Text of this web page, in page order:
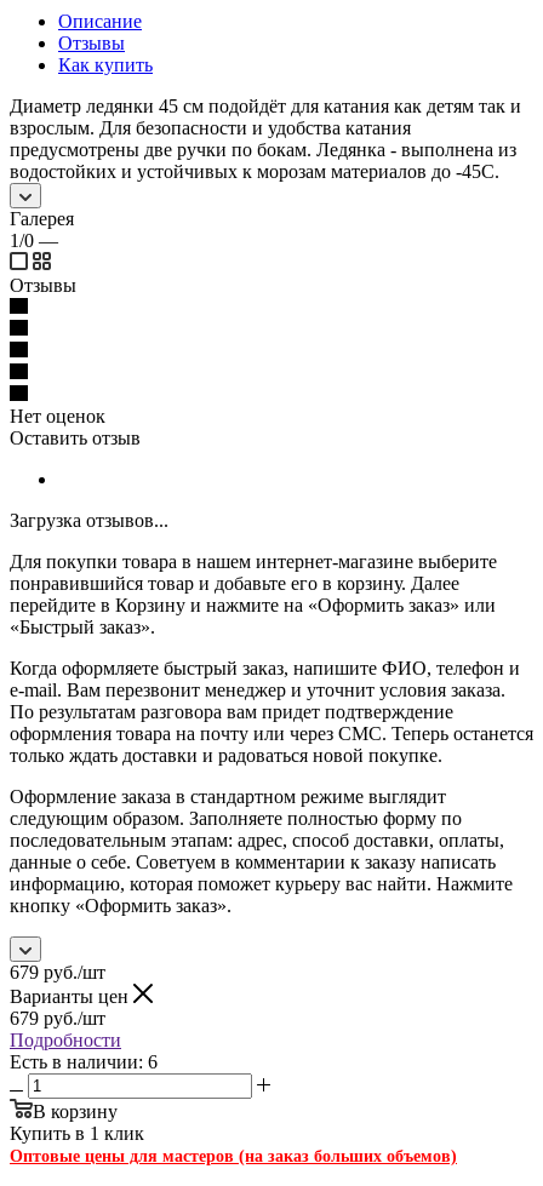
Описание
Отзывы
Как купить
Диаметр ледянки 45 см подойдёт для катания как детям так и
взрослым. Для безопасности и удобства катания
предусмотрены две ручки по бокам. Ледянка - выполнена из
водостойких и устойчивых к морозам материалов до -45С.
Галерея
1/0 —
Отзывы
Нет оценок
Оставить отзыв
Загрузка отзывов...
Для покупки товара в нашем интернет-магазине выберите
понравившийся товар и добавьте его в корзину. Далее
перейдите в Корзину и нажмите на «Оформить заказ» или
«Быстрый заказ».
Когда оформляете быстрый заказ, напишите ФИО, телефон и
e-mail. Вам перезвонит менеджер и уточнит условия заказа.
По результатам разговора вам придет подтверждение
оформления товара на почту или через СМС. Теперь останется
только ждать доставки и радоваться новой покупке.
Оформление заказа в стандартном режиме выглядит
следующим образом. Заполняете полностью форму по
последовательным этапам: адрес, способ доставки, оплаты,
данные о себе. Советуем в комментарии к заказу написать
информацию, которая поможет курьеру вас найти. Нажмите
кнопку «Оформить заказ».
679 руб./шт
Варианты цен
679 руб./шт
Подробности
Есть в наличии: 6
В корзину
Купить в 1 клик
Оптовые цены для мастеров (на заказ больших объемов)